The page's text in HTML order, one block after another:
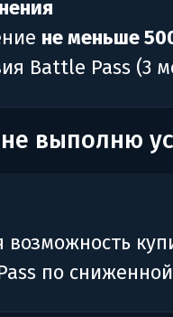
не меньше
Battle Pass (3
не выполню
возможность
по